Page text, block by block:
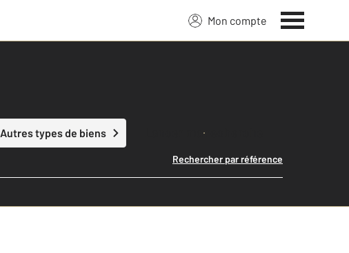
Mon compte
Autres types de biens Lancer ma recherche
Rechercher par référence